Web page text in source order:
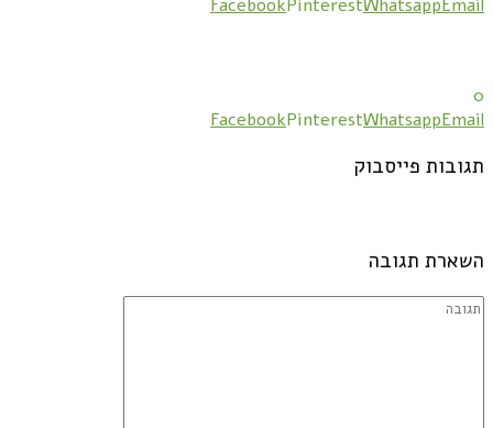
FacebookPinterestWhatsappEmail
0
FacebookPinterestWhatsappEmail
תגובות פייסבוק
השארת תגובה